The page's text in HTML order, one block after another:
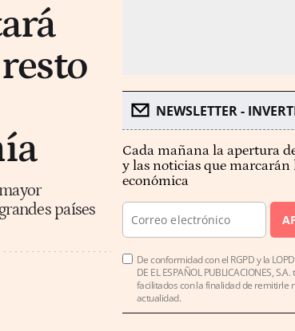
países
NEWSLETTER -
Cada mañana la apertura
y las noticias que marcarán
económica
De conformidad con el RGPD y la
DE EL ESPAÑOL PUBLICACIONES,
facilitados con la finalidad de remitirle
actualidad.